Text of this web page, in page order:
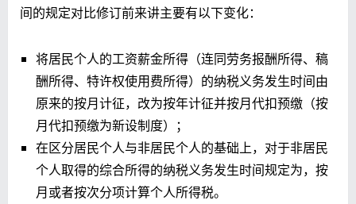
间的规定对比修订前来讲主要有以下变化：
将居民个人的工资薪金所得（连同劳务报酬所得、稿
酬所得、特许权使用费所得）的纳税义务发生时间由
原来的按月计征，改为按年计征并按月代扣预缴（按
月代扣预缴为新设制度）；
在区分居民个人与非居民个人的基础上，对于非居民
个人取得的综合所得的纳税义务发生时间规定为，按
月或者按次分项计算个人所得税。